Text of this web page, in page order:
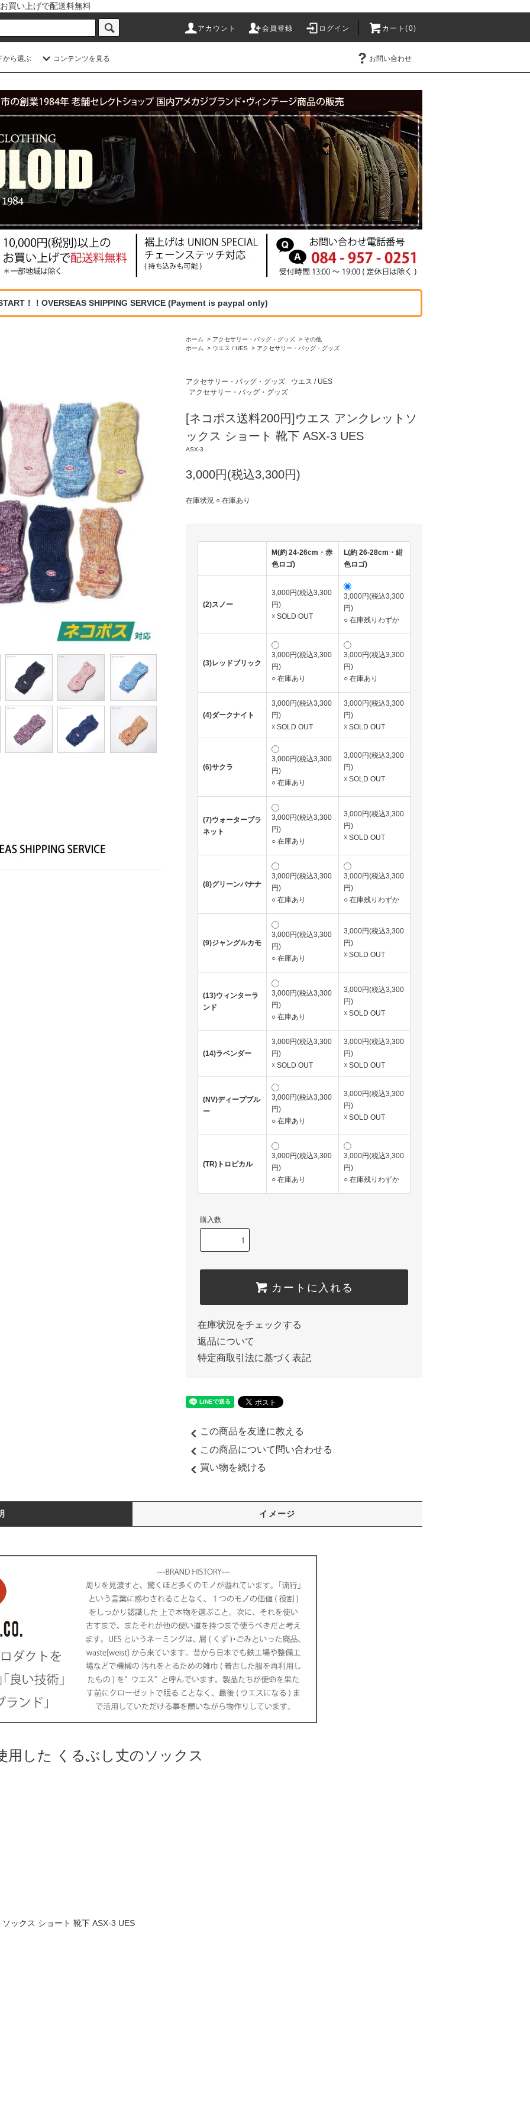
買い上げで配送料無料
アカウント 会員登録 ログイン カート(0)
から選ぶ コンテンツを見る お問い合わせ
！！OVERSEAS SHIPPING SERVICE (Payment is paypal only)
ホーム > アクセサリー・バッグ・グッズ > その他
ホーム
> ウエス / UES > アクセサリー・バッグ・グッズ
アクセサリー・バッグ・グッズ
ウエス / UES
アクセサリー・バッグ・グッズ
[ネコポス送料200円]ウエス アンクレットソ
ックス ショート 靴下 ASX-3 UES
ASX-3
3,000円(税込3,300円)
在庫状況 ○ 在庫あり
M(約 24-26cm・赤
色ロゴ)
L(約 26-28cm・紺
色ロゴ)
(2)スノー
3,000円(税込3,300
円)
☓ SOLD OUT
3,000円(税込3,300
円)
○ 在庫残りわずか
(3)レッドブリック
3,000円(税込3,300
円)
○ 在庫あり
3,000円(税込3,300
円)
○ 在庫あり
(4)ダークナイト
3,000円(税込3,300
円)
☓ SOLD OUT
3,000円(税込3,300
円)
☓ SOLD OUT
(6)サクラ
3,000円(税込3,300
円)
○ 在庫あり
3,000円(税込3,300
円)
☓ SOLD OUT
(7)ウォータープラ
ネット
3,000円(税込3,300
円)
○ 在庫あり
3,000円(税込3,300
円)
☓ SOLD OUT
(8)グリーンバナナ
3,000円(税込3,300
円)
○ 在庫あり
3,000円(税込3,300
円)
○ 在庫残りわずか
(9)ジャングルカモ
3,000円(税込3,300
円)
○ 在庫あり
3,000円(税込3,300
円)
☓ SOLD OUT
(13)ウィンターラ
ンド
3,000円(税込3,300
円)
○ 在庫あり
3,000円(税込3,300
円)
☓ SOLD OUT
(14)ラベンダー
3,000円(税込3,300
円)
☓ SOLD OUT
3,000円(税込3,300
円)
☓ SOLD OUT
(NV)ディープブル
ー
3,000円(税込3,300
円)
○ 在庫あり
3,000円(税込3,300
円)
☓ SOLD OUT
(TR)トロピカル
3,000円(税込3,300
円)
○ 在庫あり
3,000円(税込3,300
円)
○ 在庫残りわずか
購入数
カートに入れる
在庫状況をチェックする
返品について
特定商取引法に基づく表記
この商品を友達に教える
この商品について問い合わせる
買い物を続ける
イメージ
用した くるぶし丈のソックス
ックス ショート 靴下 ASX-3 UES